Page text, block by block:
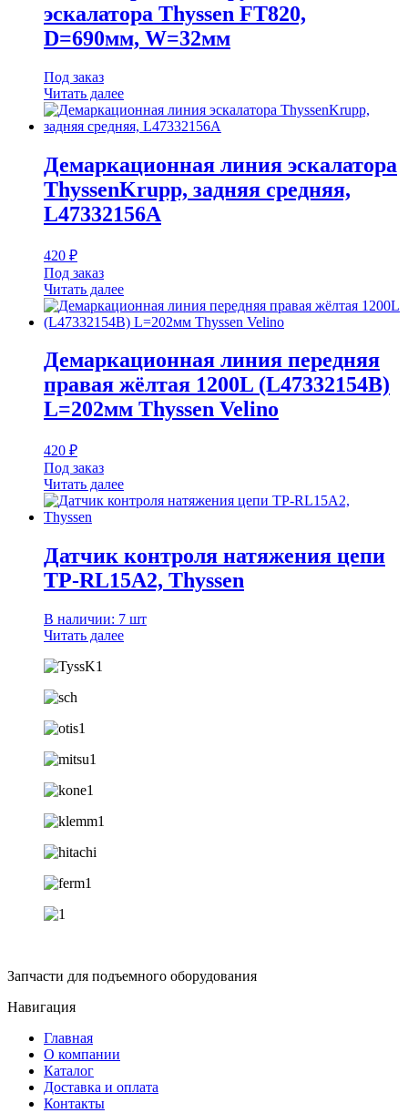
эскалатора Thyssen FT820,
D=690мм, W=32мм
Под заказ
Читать далее
Демаркационная линия эскалатора
ThyssenKrupp, задняя средняя,
L47332156A
420 ₽
Под заказ
Читать далее
Демаркационная линия передняя
правая жёлтая 1200L (L47332154B)
L=202мм Thyssen Velino
420 ₽
Под заказ
Читать далее
Датчик контроля натяжения цепи
TP-RL15A2, Thyssen
В наличии: 7 шт
Читать далее
Запчасти для подъемного оборудования
Навигация
Главная
О компании
Каталог
Доставка и оплата
Контакты